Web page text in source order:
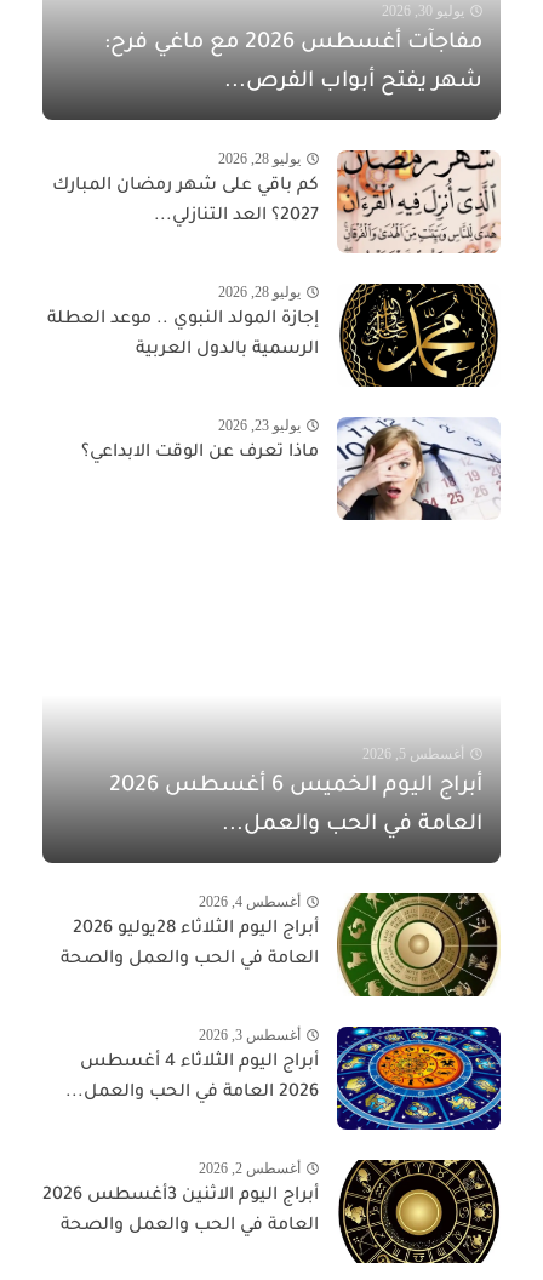
يوليو 30, 2026
مفاجآت أغسطس 2026 مع ماغي فرح:
شهر يفتح أبواب الفرص...
يوليو 28, 2026
كم باقي على شهر رمضان المبارك
2027؟ العد التنازلي...
يوليو 28, 2026
إجازة المولد النبوي .. موعد العطلة
الرسمية بالدول العربية
يوليو 23, 2026
ماذا تعرف عن الوقت الابداعي؟
أغسطس 5, 2026
أبراج اليوم الخميس 6 أغسطس 2026
العامة في الحب والعمل...
أغسطس 4, 2026
أبراج اليوم الثلاثاء 28يوليو 2026
العامة في الحب والعمل والصحة
أغسطس 3, 2026
أبراج اليوم الثلاثاء 4 أغسطس
2026 العامة في الحب والعمل...
أغسطس 2, 2026
أبراج اليوم الاثنين 3أغسطس 2026
العامة في الحب والعمل والصحة